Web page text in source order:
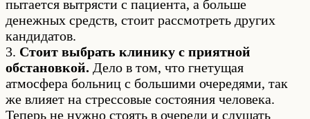
пытается вытрясти с пациента, а больше
денежных средств, стоит рассмотреть других
кандидатов.
3. Стоит выбрать клинику с приятной
обстановкой. Дело в том, что гнетущая
атмосфера больниц с большими очередями, так
же влияет на стрессовые состояния человека.
Теперь не нужно стоять в очереди и слушать